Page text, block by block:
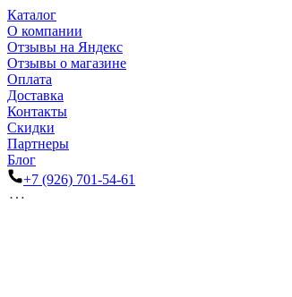
Каталог
О компании
Отзывы на Яндекс
Отзывы о магазине
Оплата
Доставка
Контакты
Скидки
Партнеры
Блог
+7 (926) 701-54-61